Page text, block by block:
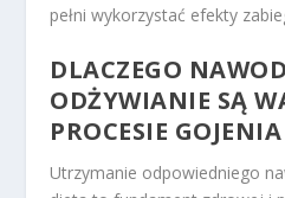
pełni wykorzystać efekty
DLACZEGO
ODŻYWIANIE SĄ
PROCESIE
Utrzymanie odpowiedniego